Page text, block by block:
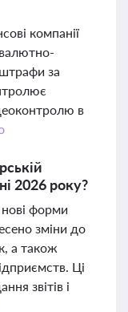
компанії
за
в
2026 року?
форми
зміни до
а також
Ці
звітів і